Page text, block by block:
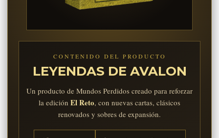
CONTENIDO DEL PRODUCTO
LEYENDAS DE AVALON
Un producto de Mundos Perdidos creado para reforzar
la edición El Reto, con nuevas cartas, clásicos
renovados y sobres de expansión.